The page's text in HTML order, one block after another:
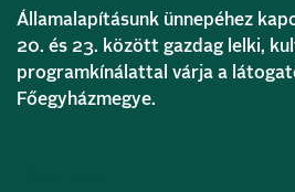
Államalapításunk ünnepéhez
20. és 23. között gazdag lelki,
programkínálattal várja a
Főegyházmegye.